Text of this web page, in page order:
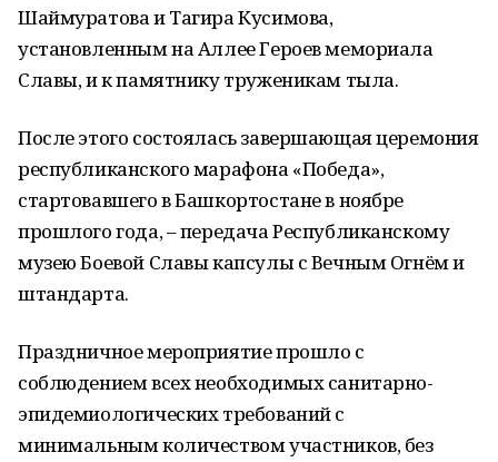
Шаймуратова и Тагира Кусимова,
установленным на Аллее Героев мемориала
Славы, и к памятнику труженикам тыла.
После этого состоялась завершающая церемония
республиканского марафона «Победа»,
стартовавшего в Башкортостане в ноябре
прошлого года, – передача Республиканскому
музею Боевой Славы капсулы с Вечным Огнём и
штандарта.
Праздничное мероприятие прошло с
соблюдением всех необходимых санитарно-
эпидемиологических требований с
минимальным количеством участников, без